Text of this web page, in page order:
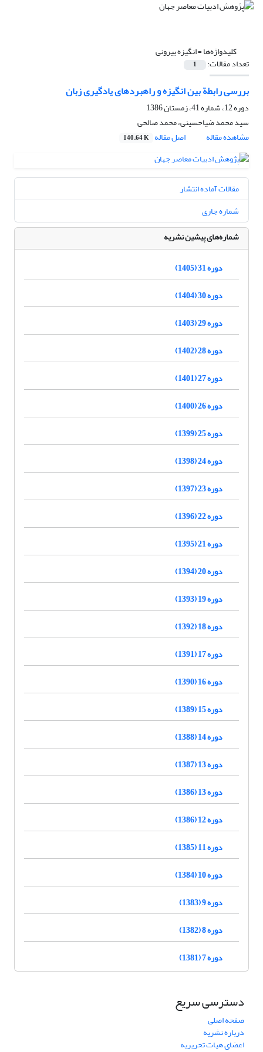
کلیدواژه‌ها =انگیزه بیرونی
تعداد مقالات: 1
بررسی رابطة بین انگیزه و راهبردهای یادگیری زبان
دوره 12، شماره 41، زمستان 1386
سید محمد ضیاحسینی، محمد صالحی
مشاهده مقاله
اصل مقاله 140.64 K
مقالات آماده انتشار
شماره جاری
شماره‌های پیشین نشریه
دوره 31 (1405)
دوره 30 (1404)
دوره 29 (1403)
دوره 28 (1402)
دوره 27 (1401)
دوره 26 (1400)
دوره 25 (1399)
دوره 24 (1398)
دوره 23 (1397)
دوره 22 (1396)
دوره 21 (1395)
دوره 20 (1394)
دوره 19 (1393)
دوره 18 (1392)
دوره 17 (1391)
دوره 16 (1390)
دوره 15 (1389)
دوره 14 (1388)
دوره 13 (1387)
دوره 13 (1386)
دوره 12 (1386)
دوره 11 (1385)
دوره 10 (1384)
دوره 9 (1383)
دوره 8 (1382)
دوره 7 (1381)
دسترسی سریع
صفحه اصلی
درباره نشریه
اعضای هیات تحریریه